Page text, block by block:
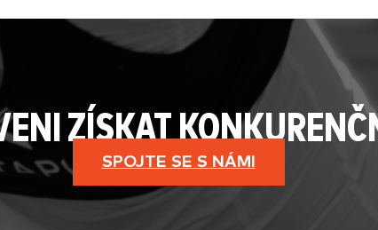
ZÍSKAT
SPOJTE SE S NÁMI